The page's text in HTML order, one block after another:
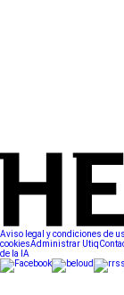
Aviso legal y condiciones de
cookiesAdministrar Utiq
de la IA